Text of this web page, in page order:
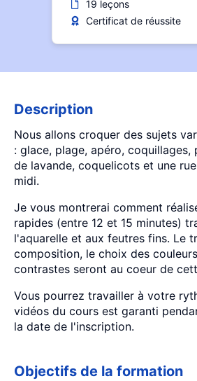
19 leçons
Certificat de réussite
Description
Nous allons croquer des sujets
: glace, plage, apéro, coquillages,
de lavande, coquelicots et une
midi.
Je vous montrerai comment
rapides (entre 12 et 15 minutes)
l'aquarelle et aux feutres fins. Le
composition, le choix des
contrastes seront au coeur de
Vous pourrez travailler à votre
vidéos du cours est garanti
la date de l'inscription.
Objectifs de la formation